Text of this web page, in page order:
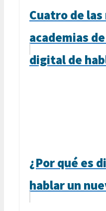
Cuatro de
academias
digital de
¿Por qué es
hablar un